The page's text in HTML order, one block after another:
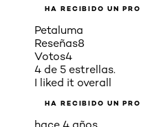
HA RECIBIDO UN
Petaluma
Reseñas8
Votos4
4 de 5 estrellas.
I liked it overall
HA RECIBIDO UN
hace 4 años